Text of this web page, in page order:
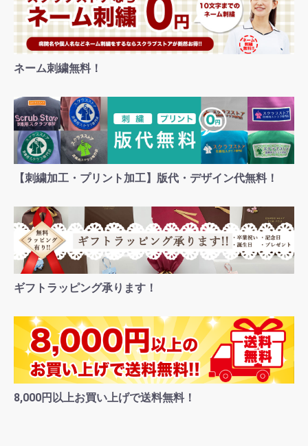
ネーム刺繍無料！
【刺繍加工・プリント加工】版代・デザイン代無料！
ギフトラッピング承ります！
8,000円以上お買い上げで送料無料！